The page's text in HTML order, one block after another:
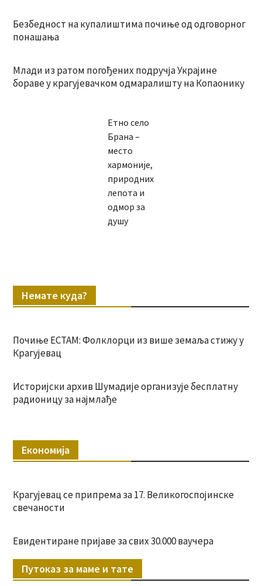
Безбедност на купалиштима почиње од одговорног
понашања
Млади из ратом погођених подручја Украјине
бораве у крагујевачком одмаралишту на Копаонику
Етно село
Брана –
место
хармоније,
природних
лепота и
одмор за
душу
Немате куда?
Почиње ЕСТАМ: Фолклорци из више земаља стижу у
Крагујевац
Историјски архив Шумадије организује бесплатну
радионицу за најмлађе
Економија
Крагујевац се припрема за 17. Великогоспојинске
свечаности
Евидентиране пријаве за свих 30.000 ваучера
Путоказ за маме и тате